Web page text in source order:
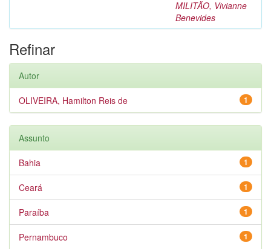
MILITÃO, Vivianne
Benevides
Refinar
Autor
1
OLIVEIRA, Hamilton Reis de
Assunto
1
Bahia
1
Ceará
1
Paraíba
1
Pernambuco